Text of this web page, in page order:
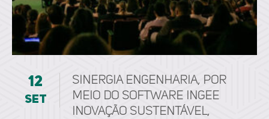
12
set
Sinergia Engenharia, por
meio do software ingee
inovação sustentável,